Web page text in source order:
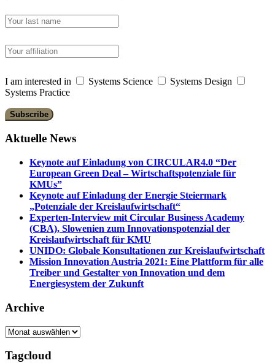
I am interested in Systems Science
Systems Design
Systems Practice
Aktuelle News
Keynote auf Einladung von CIRCULAR4.0 “Der
European Green Deal – Wirtschaftspotenziale für
KMUs”
Keynote auf Einladung der Energie Steiermark
„Potenziale der Kreislaufwirtschaft“
Experten-Interview mit Circular Business Academy
(CBA), Slowenien zum Innovationspotenzial der
Kreislaufwirtschaft für KMU
UNIDO: Globale Konsultationen zur Kreislaufwirtschaft
Mission Innovation Austria 2021: Eine Plattform für alle
Treiber und Gestalter von Innovation und dem
Energiesystem der Zukunft
Archive
Archive
Tagcloud